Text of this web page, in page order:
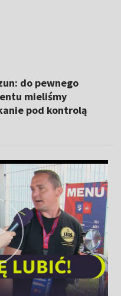
do pewnego
mieliśmy
pod kontrolą